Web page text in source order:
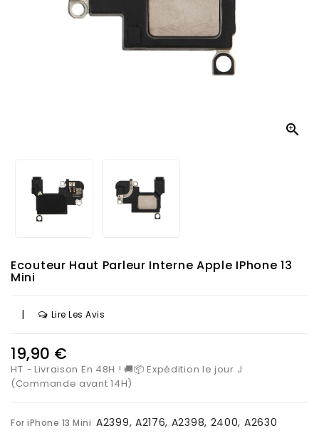

Ecouteur Haut Parleur Interne Apple IPhone 13
Mini
| Lire Les Avis
19,90 €
HT
Livraison En 48H ! 🚚📦 Expédition le jour J
(Commande avant 14H)
For iPhone 13 Mini A2399, A2176, A2398, 2400, A2630